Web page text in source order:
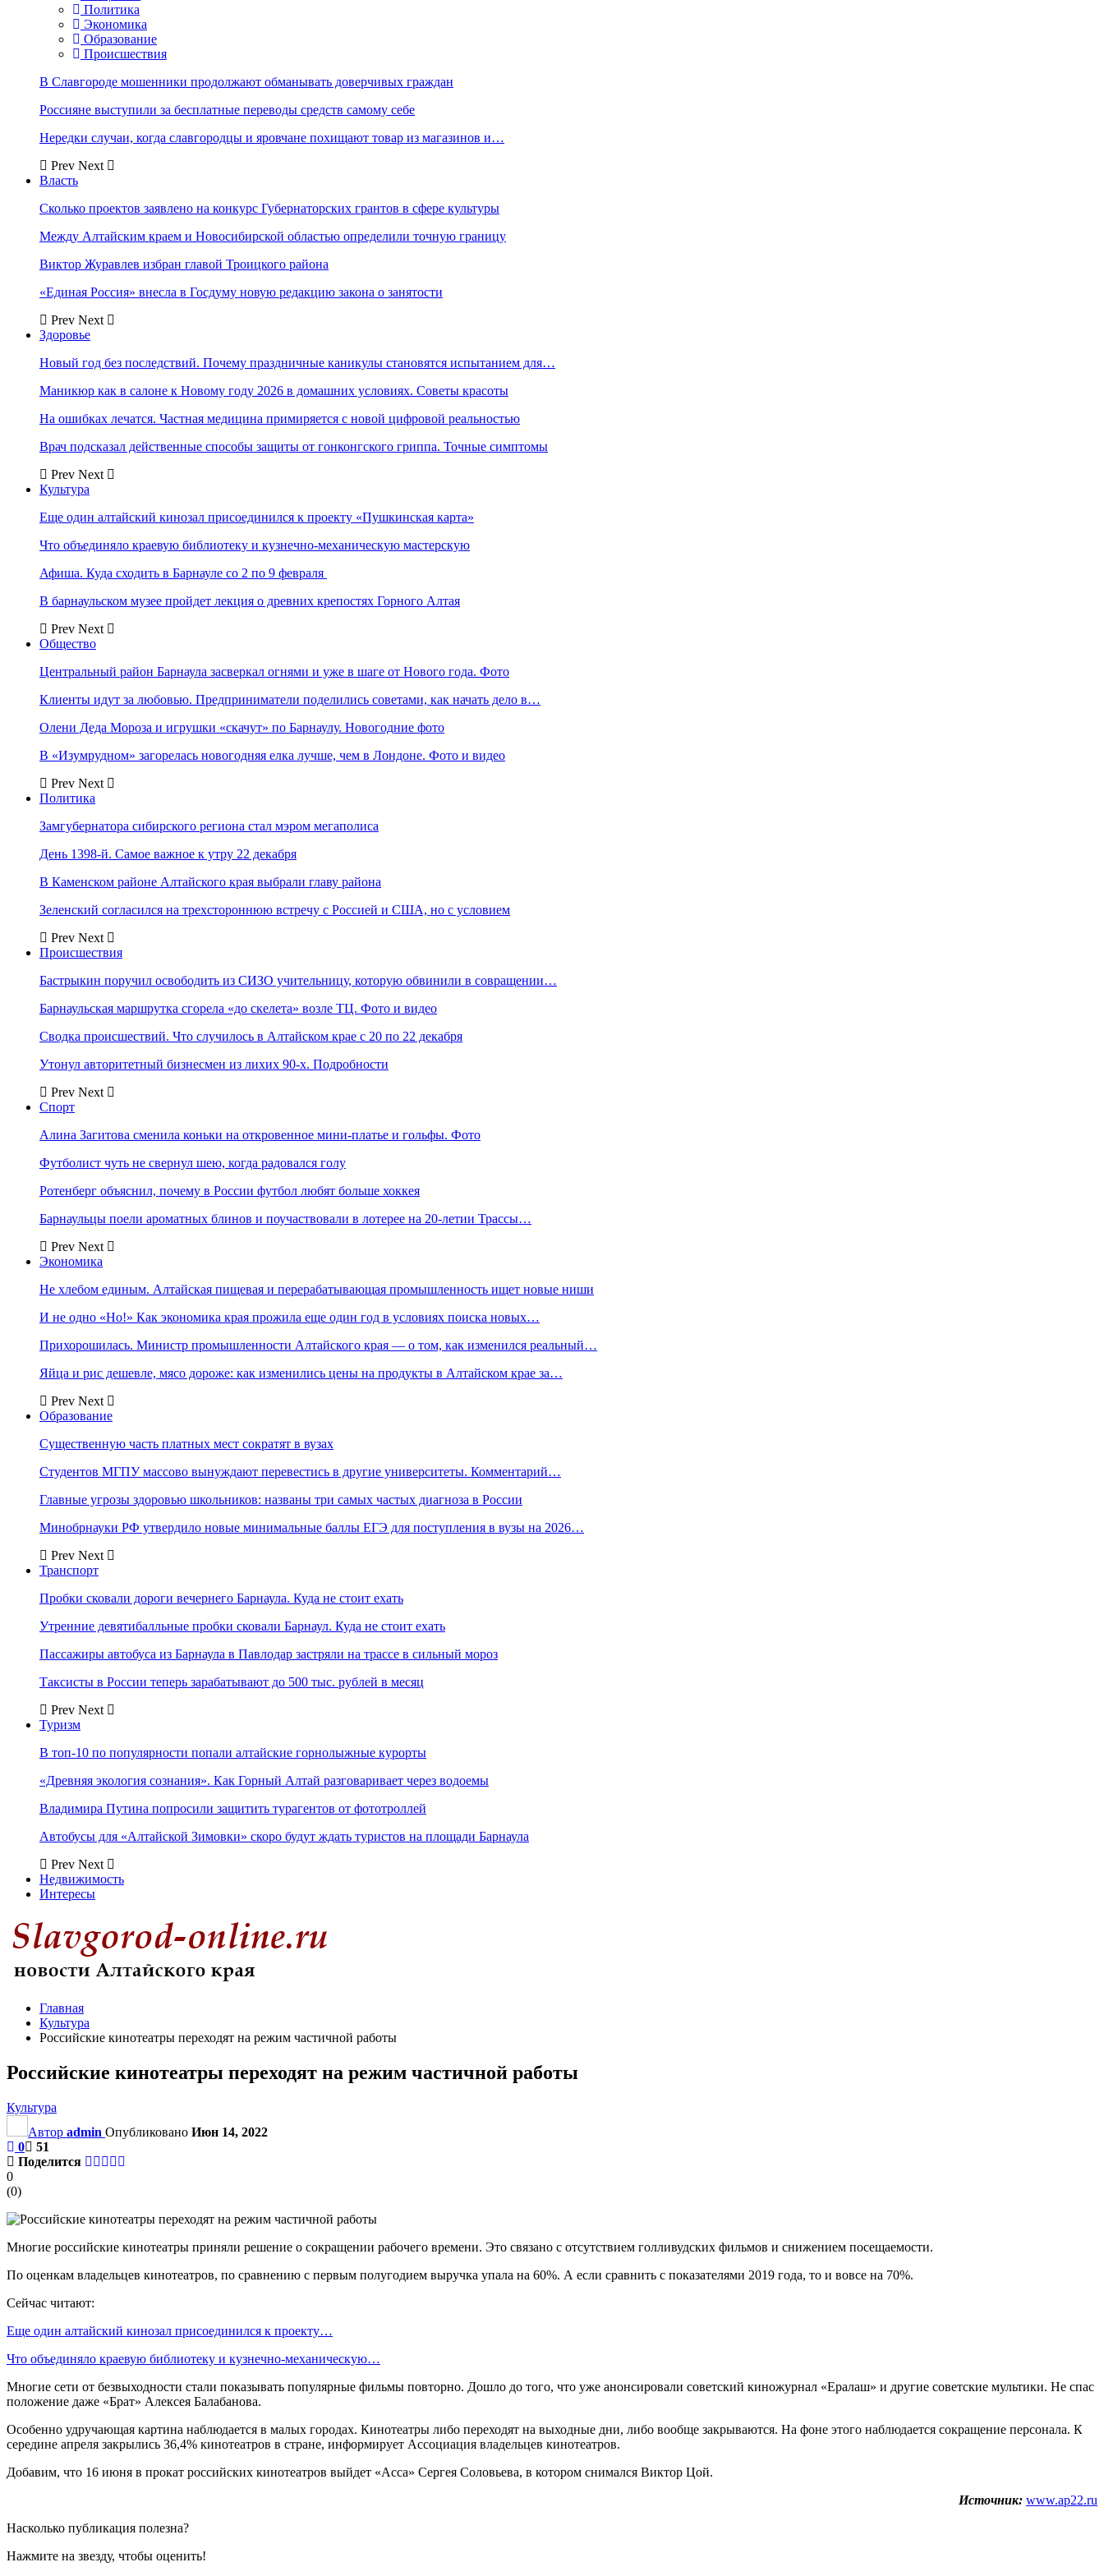
Политика
Экономика
Образование
Происшествия
В Славгороде мошенники продолжают обманывать доверчивых граждан
Россияне выступили за бесплатные переводы средств самому себе
Нередки случаи, когда славгородцы и яровчане похищают товар из магазинов и…
Prev Next
Власть
Сколько проектов заявлено на конкурс Губернаторских грантов в сфере культуры
Между Алтайским краем и Новосибирской областью определили точную границу
Виктор Журавлев избран главой Троицкого района
«Единая Россия» внесла в Госдуму новую редакцию закона о занятости
Prev Next
Здоровье
Новый год без последствий. Почему праздничные каникулы становятся испытанием для…
Маникюр как в салоне к Новому году 2026 в домашних условиях. Советы красоты
На ошибках лечатся. Частная медицина примиряется с новой цифровой реальностью
Врач подсказал действенные способы защиты от гонконгского гриппа. Точные симптомы
Prev Next
Культура
Еще один алтайский кинозал присоединился к проекту «Пушкинская карта»
Что объединяло краевую библиотеку и кузнечно-механическую мастерскую
Афиша. Куда сходить в Барнауле со 2 по 9 февраля
В барнаульском музее пройдет лекция о древних крепостях Горного Алтая
Prev Next
Общество
Центральный район Барнаула засверкал огнями и уже в шаге от Нового года. Фото
Клиенты идут за любовью. Предприниматели поделились советами, как начать дело в…
Олени Деда Мороза и игрушки «скачут» по Барнаулу. Новогодние фото
В «Изумрудном» загорелась новогодняя елка лучше, чем в Лондоне. Фото и видео
Prev Next
Политика
Замгубернатора сибирского региона стал мэром мегаполиса
День 1398-й. Самое важное к утру 22 декабря
В Каменском районе Алтайского края выбрали главу района
Зеленский согласился на трехстороннюю встречу с Россией и США, но с условием
Prev Next
Происшествия
Бастрыкин поручил освободить из СИЗО учительницу, которую обвинили в совращении…
Барнаульская маршрутка сгорела «до скелета» возле ТЦ. Фото и видео
Сводка происшествий. Что случилось в Алтайском крае с 20 по 22 декабря
Утонул авторитетный бизнесмен из лихих 90-х. Подробности
Prev Next
Спорт
Алина Загитова сменила коньки на откровенное мини-платье и гольфы. Фото
Футболист чуть не свернул шею, когда радовался голу
Ротенберг объяснил, почему в России футбол любят больше хоккея
Барнаульцы поели ароматных блинов и поучаствовали в лотерее на 20-летии Трассы…
Prev Next
Экономика
Не хлебом единым. Алтайская пищевая и перерабатывающая промышленность ищет новые ниши
И не одно «Но!» Как экономика края прожила еще один год в условиях поиска новых…
Прихорошилась. Министр промышленности Алтайского края — о том, как изменился реальный…
Яйца и рис дешевле, мясо дороже: как изменились цены на продукты в Алтайском крае за…
Prev Next
Образование
Существенную часть платных мест сократят в вузах
Студентов МГПУ массово вынуждают перевестись в другие университеты. Комментарий…
Главные угрозы здоровью школьников: названы три самых частых диагноза в России
Минобрнауки РФ утвердило новые минимальные баллы ЕГЭ для поступления в вузы на 2026…
Prev Next
Транспорт
Пробки сковали дороги вечернего Барнаула. Куда не стоит ехать
Утренние девятибалльные пробки сковали Барнаул. Куда не стоит ехать
Пассажиры автобуса из Барнаула в Павлодар застряли на трассе в сильный мороз
Таксисты в России теперь зарабатывают до 500 тыс. рублей в месяц
Prev Next
Туризм
В топ-10 по популярности попали алтайские горнолыжные курорты
«Древняя экология сознания». Как Горный Алтай разговаривает через водоемы
Владимира Путина попросили защитить турагентов от фототроллей
Автобусы для «Алтайской Зимовки» скоро будут ждать туристов на площади Барнаула
Prev Next
Недвижимость
Интересы
Главная
Культура
Российские кинотеатры переходят на режим частичной работы
Российские кинотеатры переходят на режим частичной работы
Культура
Автор admin Опубликовано Июн 14, 2022
0
51
Поделится
0
(0)
Многие российские кинотеатры приняли решение о сокращении рабочего времени. Это связано с отсутствием голливудских фильмов и снижением посещаемости.
По оценкам владельцев кинотеатров, по сравнению с первым полугодием выручка упала на 60%. А если сравнить с показателями 2019 года, то и вовсе на 70%.
Сейчас читают:
Еще один алтайский кинозал присоединился к проекту…
Что объединяло краевую библиотеку и кузнечно-механическую…
Многие сети от безвыходности стали показывать популярные фильмы повторно. Дошло до того, что уже анонсировали советский киножурнал «Ералаш» и другие советские мультики. Не спас
положение даже «Брат» Алексея Балабанова.
Особенно удручающая картина наблюдается в малых городах. Кинотеатры либо переходят на выходные дни, либо вообще закрываются. На фоне этого наблюдается сокращение персонала. К
середине апреля закрылись 36,4% кинотеатров в стране, информирует Ассоциация владельцев кинотеатров.
Добавим, что 16 июня в прокат российских кинотеатров выйдет «Асса» Сергея Соловьева, в котором снимался Виктор Цой.
Источник: www.ap22.ru
Насколько публикация полезна?
Нажмите на звезду, чтобы оценить!